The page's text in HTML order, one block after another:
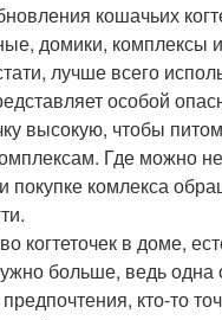
кошачьих
домики,
лучше всего
особой
высокую, чтобы
Где можно не
покупке комлекса
когтеточек в доме,
больше, ведь
кто-то